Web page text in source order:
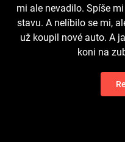
mi ale nevadilo. Spíše
stavu. A nelíbilo se mi,
už koupil nové auto. A
koni na